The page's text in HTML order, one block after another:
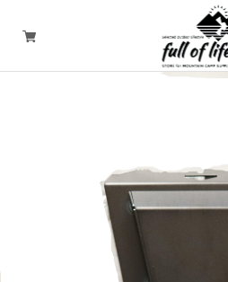
CLOTHING/